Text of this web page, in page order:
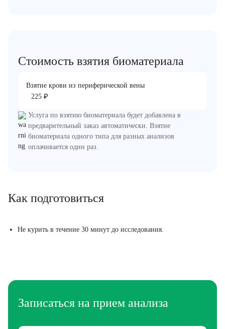
Стоимость взятия биоматериала
Взятие крови из периферической вены
225 ₽
Услуга по взятию биоматериала будет добавлена в
предварительный заказ автоматически. Взятие
биоматериала одного типа для разных анализов
оплачивается один раз.
Как подготовиться
Не курить в течение 30 минут до исследования.
Записаться на прием анализа